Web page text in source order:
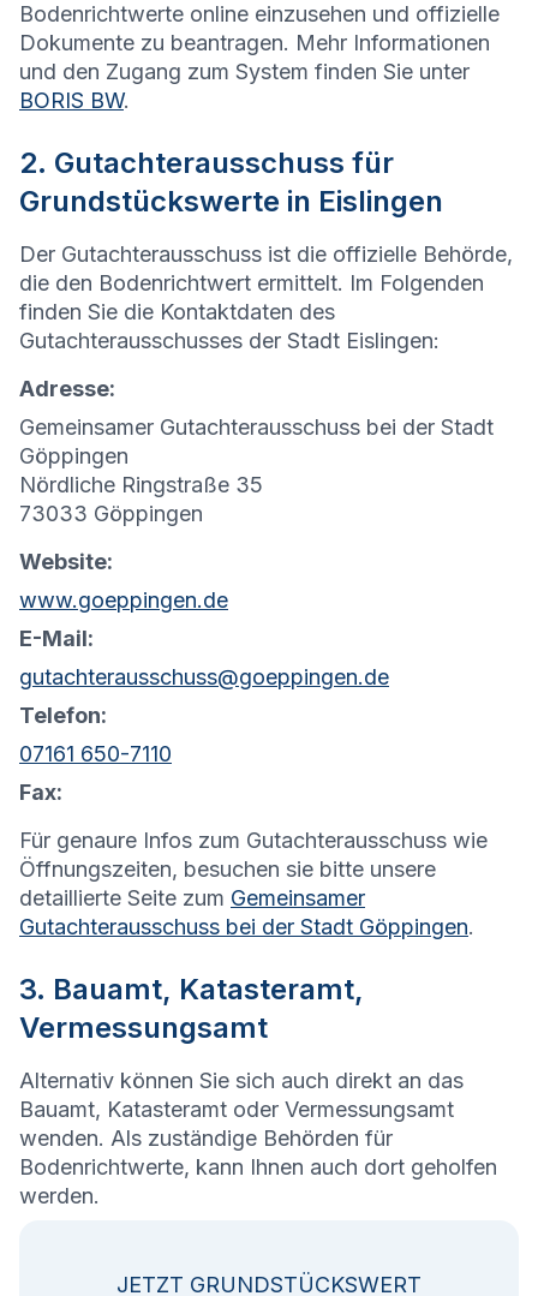
Bodenrichtwerte online einzusehen und offizielle
Dokumente zu beantragen. Mehr Informationen
und den Zugang zum System finden Sie unter
BORIS BW.
2. Gutachterausschuss für
Grundstückswerte in Eislingen
Der Gutachterausschuss ist die offizielle Behörde,
die den Bodenrichtwert ermittelt. Im Folgenden
finden Sie die Kontaktdaten des
Gutachterausschusses der Stadt Eislingen:
Adresse:
Gemeinsamer Gutachterausschuss bei der Stadt
Göppingen
Nördliche Ringstraße 35
73033 Göppingen
Website:
www.goeppingen.de
E-Mail:
gutachterausschuss@goeppingen.de
Telefon:
07161 650-7110
Fax:
Für genaure Infos zum Gutachterausschuss wie
Öffnungszeiten, besuchen sie bitte unsere
detaillierte Seite zum Gemeinsamer
Gutachterausschuss bei der Stadt Göppingen.
3. Bauamt, Katasteramt,
Vermessungsamt
Alternativ können Sie sich auch direkt an das
Bauamt, Katasteramt oder Vermessungsamt
wenden. Als zuständige Behörden für
Bodenrichtwerte, kann Ihnen auch dort geholfen
werden.
JETZT GRUNDSTÜCKSWERT